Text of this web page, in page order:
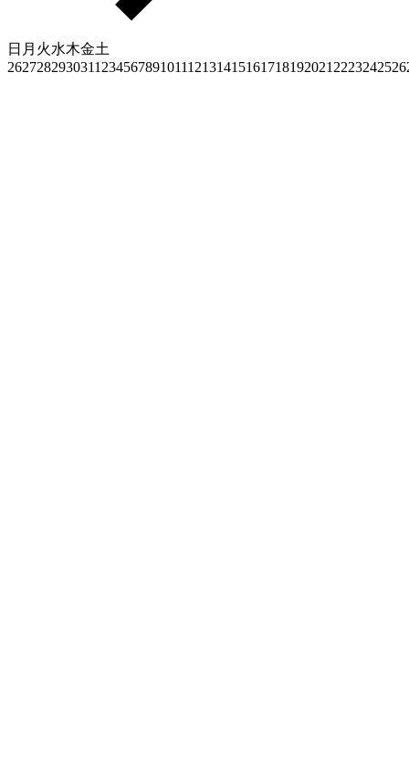
日 月 火水木金土
2627282930311 23456789101112131415161718192021 2223242526